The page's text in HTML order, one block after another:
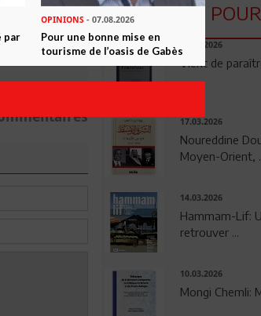
LU
23.04.2026
Vient de
17.03.2026
Noureddine
Moyen-Orient, ...
14.03.2026
Hammam-Lif:
retrouver ...
10.03.2026
Mongi Chemli:
par
OPINIONS- 07.08.2026
Pour une bonne mise en
tourisme de l’oasis de Gabès